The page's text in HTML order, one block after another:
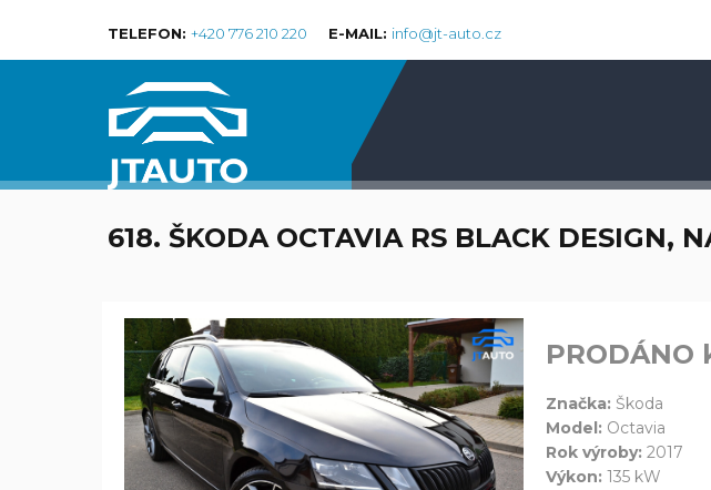
TELEFON: +420 776 210 220 E-MAIL: info@jt-auto.cz
618. ŠKODA OCTAVIA RS BLACK DESIGN,
PRODÁNO
Značka: Škoda
Model: Octavia
Rok výroby: 2017
Výkon: 135 kW